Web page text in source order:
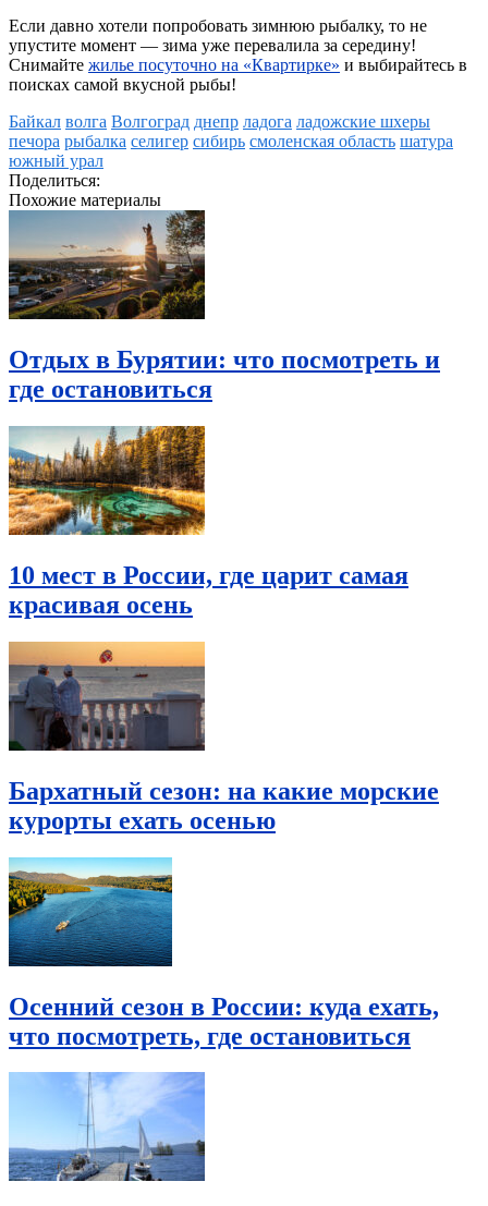
Если давно хотели попробовать зимнюю рыбалку, то не
упустите момент — зима уже перевалила за середину!
Снимайте жилье посуточно на «Квартирке» и выбирайтесь в
поисках самой вкусной рыбы!
Байкал волга Волгоград днепр ладога ладожские шхеры
печора рыбалка селигер сибирь смоленская область шатура
южный урал
Поделиться:
Похожие материалы
Отдых в Бурятии: что посмотреть и
где остановиться
10 мест в России, где царит самая
красивая осень
Бархатный сезон: на какие морские
курорты ехать осенью
Осенний сезон в России: куда ехать,
что посмотреть, где остановиться